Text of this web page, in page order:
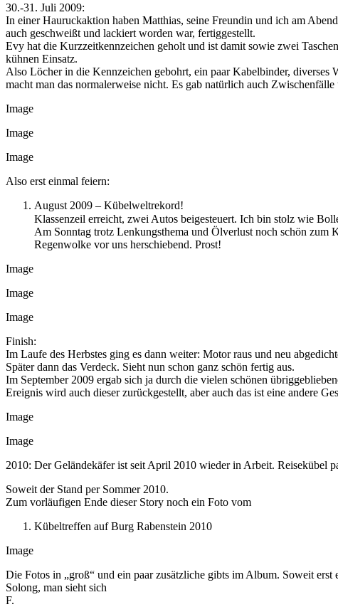
30.-31. Juli 2009:
In einer Hauruckaktion haben Matthias, seine Freundin und ich am
auch geschweißt und lackiert worden war, fertiggestellt.
Evy hat die Kurzzeitkennzeichen geholt und ist damit sowie zwei
kühnen Einsatz.
Also Löcher in die Kennzeichen gebohrt, ein paar Kabelbinder, diverses
macht man das normalerweise nicht. Es gab natürlich auch
Image
Image
Image
Also erst einmal feiern:
August 2009 – Kübelweltrekord!
Klassenzeil erreicht, zwei Autos beigesteuert. Ich bin stolz wie
Am Sonntag trotz Lenkungsthema und Ölverlust noch schön zum
Regenwolke vor uns herschiebend. Prost!
Image
Image
Image
Finish:
Im Laufe des Herbstes ging es dann weiter: Motor raus und neu
Später dann das Verdeck. Sieht nun schon ganz schön fertig aus.
Im September 2009 ergab sich ja durch die vielen schönen
Ereignis wird auch dieser zurückgestellt, aber auch das ist eine andere
Image
Image
2010: Der Geländekäfer ist seit April 2010 wieder in Arbeit. Reisekübel
Soweit der Stand per Sommer 2010.
Zum vorläufigen Ende dieser Story noch ein Foto vom
Kübeltreffen auf Burg Rabenstein 2010
Image
Die Fotos in „groß“ und ein paar zusätzliche gibts im Album. Soweit
Solong, man sieht sich
F.